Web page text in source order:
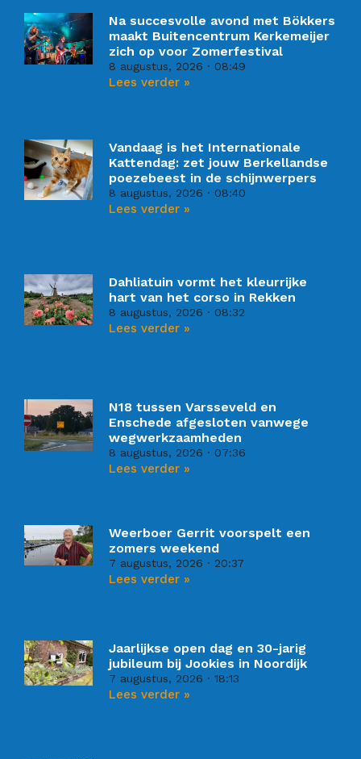
Na succesvolle avond met Bökkers
maakt Buitencentrum Kerkemeijer
zich op voor Zomerfestival
8 augustus, 2026 08:49
Lees verder »
Vandaag is het Internationale
Kattendag: zet jouw Berkellandse
poezebeest in de schijnwerpers
8 augustus, 2026 08:40
Lees verder »
Dahliatuin vormt het kleurrijke
hart van het corso in Rekken
8 augustus, 2026 08:32
Lees verder »
N18 tussen Varsseveld en
Enschede afgesloten vanwege
wegwerkzaamheden
8 augustus, 2026 07:36
Lees verder »
Weerboer Gerrit voorspelt een
zomers weekend
7 augustus, 2026 20:37
Lees verder »
Jaarlijkse open dag en 30-jarig
jubileum bij Jookies in Noordijk
7 augustus, 2026 18:13
Lees verder »